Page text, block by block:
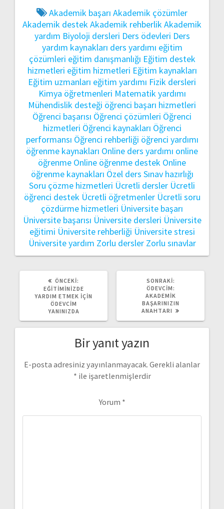
Akademik başarı Akademik çözümler
Akademik destekAkademik rehberlikAkademik
yardım Biyoloji dersleri Ders ödevleri Ders
yardım kaynakları ders yardımı eğitim
çözümleri eğitim danışmanlığı Eğitim destek
hizmetleri eğitim hizmetleri Eğitim kaynakları
Eğitim uzmanları eğitim yardımı Fizik dersleri
Kimya öğretmenleri Matematik yardımı
Mühendislik desteği öğrenci başarı hizmetleri
Öğrenci başarısı Öğrenci çözümleri Öğrenci
hizmetleri Öğrenci kaynakları Öğrenci
performansı Öğrenci rehberliği öğrenci yardımı
öğrenme kaynakları Online ders yardımı online
öğrenme Online öğrenme destek Online
öğrenme kaynakları Özel ders Sınav hazırlığı
Soru çözme hizmetleri Ücretli dersler Ücretli
öğrenci destek Ücretli öğretmenler Ücretli soru
çözdürme hizmetleri Üniversite başarı
Üniversite başarısı Üniversite dersleri Üniversite
eğitimi Üniversite rehberliği Üniversite stresi
Üniversite yardım Zorlu dersler Zorlu sınavlar
ÖNCEKI:
YAZI:
EĞITIMINIZDE
YARDIM ETMEK İÇIN
ÖDEVCIM
YANINIZDA
SONRAKI:
ÖDEVCIM:
AKADEMIK
BAŞARINIZIN
ANAHTARI
Bir yanıt yazın
E-posta adresiniz yayınlanmayacak. Gerekli alanlar
* ile işaretlenmişlerdir
Yorum *